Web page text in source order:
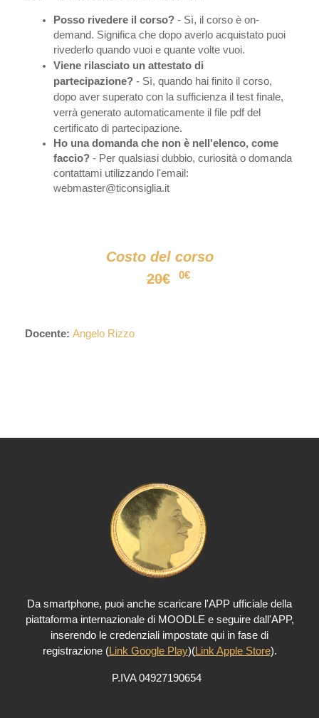
Posso rivedere il corso? - Sì, il corso è on-
demand. Significa che dopo averlo acquistato puoi
rivederlo quando vuoi e quante volte vuoi.
Viene rilasciato un attestato di
partecipazione? - Sì, quando hai finito il corso,
dopo aver superato con la sufficienza il test finale,
verrà generato automaticamente il file pdf del
certificato di partecipazione.
Ho una domanda che non è nell'elenco, come
faccio? ​ - Per qualsiasi dubbio, curiosità o domanda
contattami utilizzando l'email:
webmaster@ticonsiglia.it
Costo del corso
20€
0€
Docente: Angelo Rizzo
Da smartphone, puoi anche scaricare l'APP ufficiale della
piattaforma internazionale di MOODLE e seguire dall'APP,
inserendo le credenziali impostate qui in fase di
registrazione (Link Google Play)(Link Apple Store).
P.IVA 04927190654